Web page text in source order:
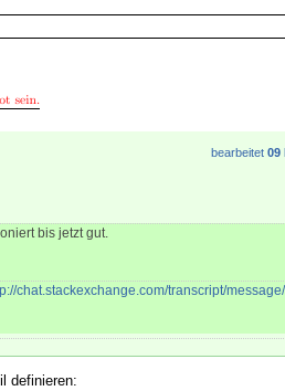
bearbeitet 09
bis jetzt gut.
chat.stackexchange.com/transcript/
definieren: